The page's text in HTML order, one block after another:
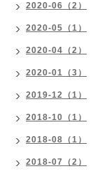
2020-06（2）
2020-05（1）
2020-04（2）
2020-01（3）
2019-12（1）
2018-10（1）
2018-08（1）
2018-07（2）